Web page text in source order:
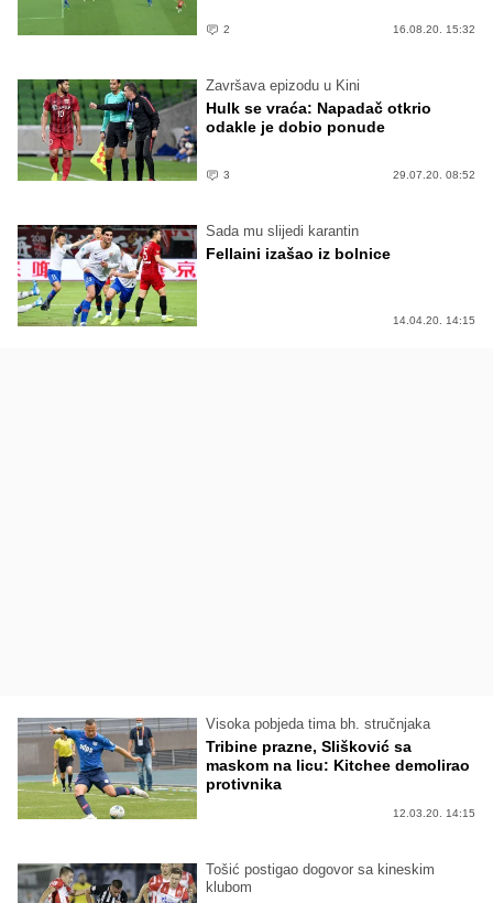
2 16.08.20. 15:32
Završava epizodu u Kini
Hulk se vraća: Napadač otkrio
odakle je dobio ponude
3 29.07.20. 08:52
Sada mu slijedi karantin
Fellaini izašao iz bolnice
14.04.20. 14:15
Visoka pobjeda tima bh. stručnjaka
Tribine prazne, Slišković sa
maskom na licu: Kitchee demolirao
protivnika
12.03.20. 14:15
Tošić postigao dogovor sa kineskim
klubom